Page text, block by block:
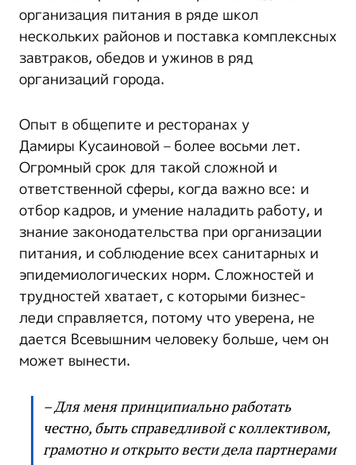
организация питания в ряде школ
нескольких районов и поставка комплексных
завтраков, обедов и ужинов в ряд
организаций города.
Опыт в общепите и ресторанах у
Дамиры Кусаиновой – более восьми лет.
Огромный срок для такой сложной и
ответственной сферы, когда важно все: и
отбор кадров, и умение наладить работу, и
знание законодательства при организации
питания, и соблюдение всех санитарных и
эпидемиологических норм. Сложностей и
трудностей хватает, с которыми бизнес-
леди справляется, потому что уверена, не
дается Всевышним человеку больше, чем он
может вынести.
– Для меня принципиально работать
честно, быть справедливой с коллективом,
грамотно и открыто вести дела партнерами